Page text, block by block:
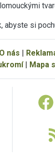
abyste si
O nás |
| Mapa